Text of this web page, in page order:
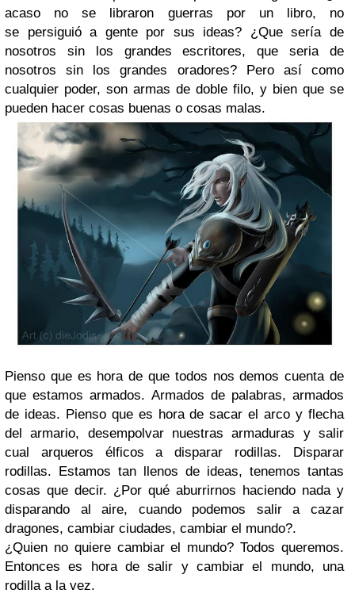
acaso no se libraron guerras por un libro, no
se persiguió a gente por sus ideas? ¿Que sería de
nosotros sin los grandes escritores, que seria de
nosotros sin los grandes oradores? Pero así como
cualquier poder, son armas de doble filo, y bien que se
pueden hacer cosas buenas o cosas malas.
Pienso que es hora de que todos nos demos cuenta de
que estamos armados. Armados de palabras, armados
de ideas. Pienso que es hora de sacar el arco y flecha
del armario, desempolvar nuestras armaduras y salir
cual arqueros élficos a disparar rodillas. Disparar
rodillas. Estamos tan llenos de ideas, tenemos tantas
cosas que decir. ¿Por qué aburrirnos haciendo nada y
disparando al aire, cuando podemos salir a cazar
dragones, cambiar ciudades, cambiar el mundo?.
¿Quien no quiere cambiar el mundo? Todos queremos.
Entonces es hora de salir y cambiar el mundo, una
rodilla a la vez.